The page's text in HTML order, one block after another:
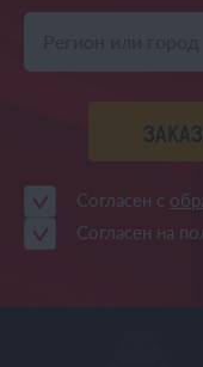
Согласен с
Согласен на